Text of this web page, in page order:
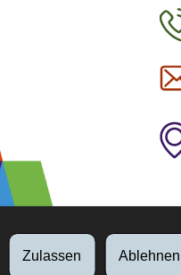
Zulassen Ablehnen
Sie